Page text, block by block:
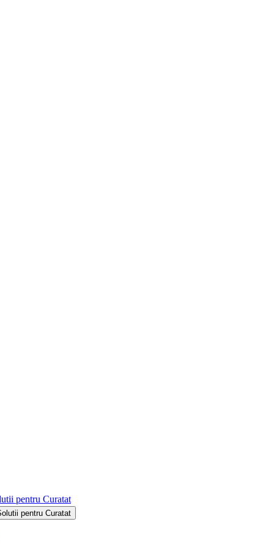
pentru Curatat
pentru Curatat